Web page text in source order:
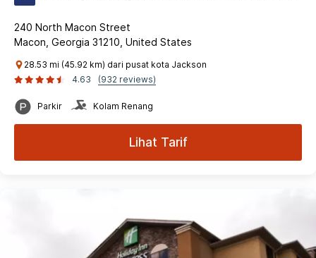
240 North Macon Street
Macon, Georgia 31210, United States
28.53 mi (45.92 km) dari pusat kota Jackson
4.63
(932 reviews)
Parkir Kolam Renang
Lihat Tarif